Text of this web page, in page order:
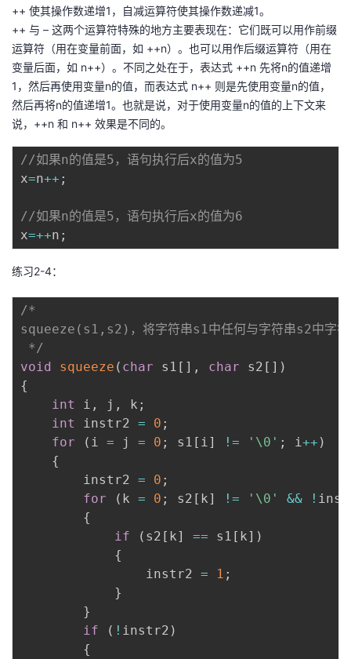
++ 使其操作数递增1，自减运算符使其操作数递减1。
++ 与 – 这两个运算符特殊的地方主要表现在：它们既可以用作前缀
运算符（用在变量前面，如 ++n）。也可以用作后缀运算符（用在
变量后面，如 n++）。不同之处在于，表达式 ++n 先将n的值递增
1，然后再使用变量n的值，而表达式 n++ 则是先使用变量n的值，
然后再将n的值递增1。也就是说，对于使用变量n的值的上下文来
说，++n 和 n++ 效果是不同的。
//如果n的值是5，语句执行后x的值为5
x=n++ ;
//如果n的值是5，语句执行后x的值为6
x=++n ;
练习2-4：
/*
squeeze(s1,s2)，将字符串s1中任何与字符串s2中字符
*/
void
squeeze ( char s1 [ ] , char s2 [ ] )
{
int
i , j , k ;
int
instr2 = 0 ;
for
( i = j = 0 ; s1 [ i ] != '\0' ; i ++ )
{
        instr2
= 0 ;
for
( k = 0 ; s2 [ k] != '\0' && !
{
if
( s2 [ k] == s1 [ k] )
{
                instr2
= 1 ;
}
}
if
( ! instr2 )
{